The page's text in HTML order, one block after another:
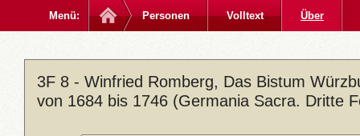
Menü: Personen Volltext Über
3F 8 - Winfried Romberg, Das Bistum
von 1684 bis 1746 (Germania Sacra. Dritte